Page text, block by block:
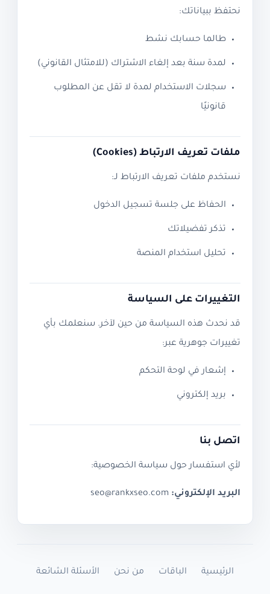
نحتفظ ببياناتك:
طالما حسابك نشط
لمدة سنة بعد إلغاء الاشتراك (للامتثال القانوني)
سجلات الاستخدام لمدة لا تقل عن المطلوب
قانونيًا
ملفات تعريف الارتباط (Cookies)
نستخدم ملفات تعريف الارتباط لـ:
الحفاظ على جلسة تسجيل الدخول
تذكر تفضيلاتك
تحليل استخدام المنصة
التغييرات على السياسة
قد نحدث هذه السياسة من حين لآخر. سنعلمك بأي
تغييرات جوهرية عبر:
إشعار في لوحة التحكم
بريد إلكتروني
اتصل بنا
لأي استفسار حول سياسة الخصوصية:
البريد الإلكتروني:
الرئيسية الباقات من نحن الأسئلة الشائعة